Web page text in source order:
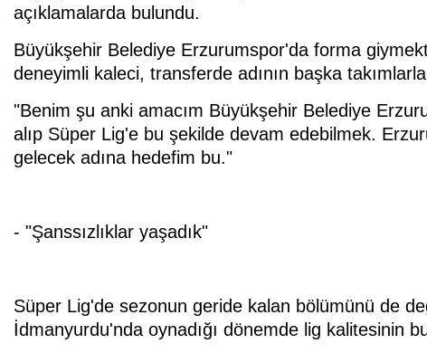
açıklamalarda bulundu.
Büyükşehir Belediye Erzurumspor'da forma
deneyimli kaleci, transferde adının başka
"Benim şu anki amacım Büyükşehir Belediye
alıp Süper Lig'e bu şekilde devam edebilmek.
gelecek adına hedefim bu."
- "Şanssızlıklar yaşadık"
Süper Lig'de sezonun geride kalan bölümünü de
İdmanyurdu'nda oynadığı dönemde lig kalitesinin